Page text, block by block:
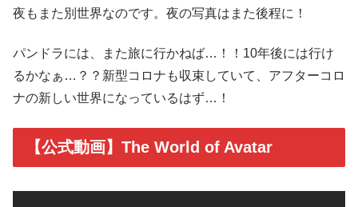
夜もまた別世界なのです。夜の写真はまた後程に！
パンドラには、また旅に行かねば…！！10年後には行け
るかなぁ…？？新型コロナも収束していて、アフターコロ
ナの新しい世界になっているはず…！
【公式動画】The World of Avatar